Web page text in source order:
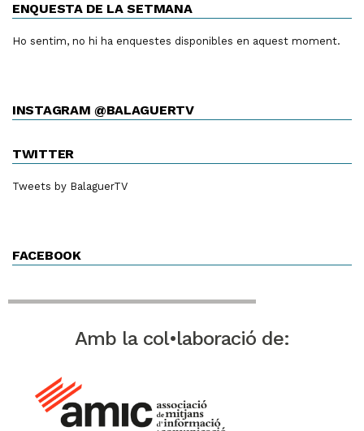
ENQUESTA DE LA SETMANA
Ho sentim, no hi ha enquestes disponibles en aquest moment.
INSTAGRAM @BALAGUERTV
TWITTER
Tweets by BalaguerTV
FACEBOOK
Amb la col•laboració de: